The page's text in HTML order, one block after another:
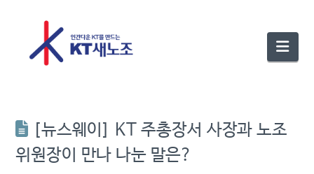
[뉴스웨이] KT 주총장서 사장과 노조
위원장이 만나 나눈 말은?